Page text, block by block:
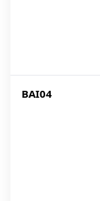
BAI04